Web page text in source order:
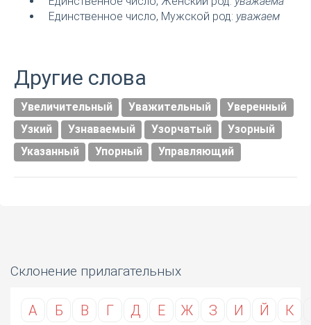
Единственное число, Мужской род: уважаем
Другие слова
Увеличительный Уважительный
Уверенный
Узкий
Узнаваемый Узорчатый
Узорный
Указанный
Упорный Управляющий
Склонение прилагательных
А Б В Г Д Е Ж З И Й К